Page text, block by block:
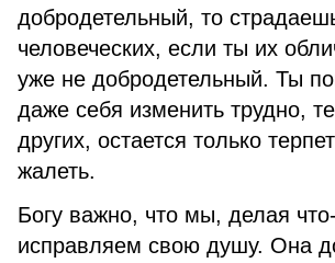
добродетельный, то
человеческих, если ты их
уже не добродетельный. Ты
даже себя изменить трудно,
других, остается только
жалеть.
Богу важно, что мы, делая
исправляем свою душу. Она